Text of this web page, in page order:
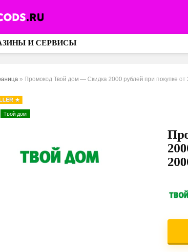
И СЕРВИСЫ
» Промокод Твой дом — Скидка 2000 рублей при покупке от
Твой дом